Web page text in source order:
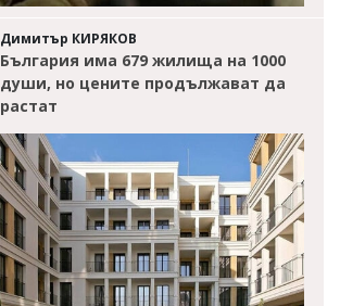
Димитър КИРЯКОВ
България има 679 жилища на 1000
души, но цените продължават да
растат